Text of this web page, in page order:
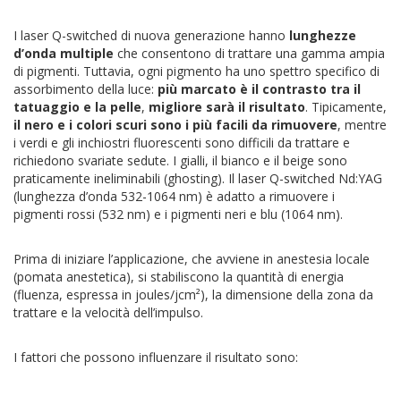
I laser Q-switched di nuova generazione hanno lunghezze
d’onda multiple che consentono di trattare una gamma ampia
di pigmenti. Tuttavia, ogni pigmento ha uno spettro specifico di
assorbimento della luce: più marcato è il contrasto tra il
tatuaggio e la pelle, migliore sarà il risultato. Tipicamente,
il nero e i colori scuri sono i più facili da rimuovere, mentre
i verdi e gli inchiostri fluorescenti sono difficili da trattare e
richiedono svariate sedute. I gialli, il bianco e il beige sono
praticamente ineliminabili (ghosting). Il laser Q-switched Nd:YAG
(lunghezza d’onda 532-1064 nm) è adatto a rimuovere i
pigmenti rossi (532 nm) e i pigmenti neri e blu (1064 nm).
Prima di iniziare l’applicazione, che avviene in anestesia locale
(pomata anestetica), si stabiliscono la quantità di energia
(fluenza, espressa in joules/jcm²), la dimensione della zona da
trattare e la velocità dell’impulso.
I fattori che possono influenzare il risultato sono: